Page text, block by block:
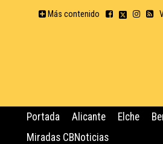
Más contenido
Portada Alicante Elche
Miradas CBNoticias